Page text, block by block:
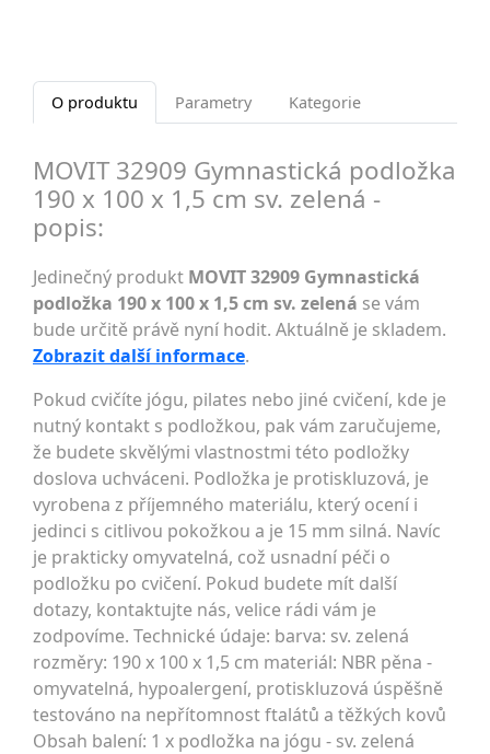
O produktu Parametry Kategorie
MOVIT 32909 Gymnastická podložka
190 x 100 x 1,5 cm sv. zelená -
popis:
Jedinečný produkt MOVIT 32909 Gymnastická
podložka 190 x 100 x 1,5 cm sv. zelená se vám
bude určitě právě nyní hodit. Aktuálně je skladem.
Zobrazit další informace.
Pokud cvičíte jógu, pilates nebo jiné cvičení, kde je
nutný kontakt s podložkou, pak vám zaručujeme,
že budete skvělými vlastnostmi této podložky
doslova uchváceni. Podložka je protiskluzová, je
vyrobena z příjemného materiálu, který ocení i
jedinci s citlivou pokožkou a je 15 mm silná. Navíc
je prakticky omyvatelná, což usnadní péči o
podložku po cvičení. Pokud budete mít další
dotazy, kontaktujte nás, velice rádi vám je
zodpovíme. Technické údaje: barva: sv. zelená
rozměry: 190 x 100 x 1,5 cm materiál: NBR pěna -
omyvatelná, hypoalergení, protiskluzová úspěšně
testováno na nepřítomnost ftalátů a těžkých kovů
Obsah balení: 1 x podložka na jógu - sv. zelená